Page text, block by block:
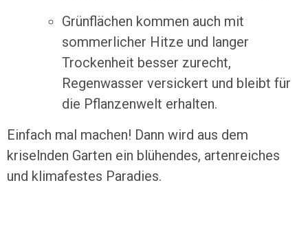
Grünflächen kommen auch mit
sommerlicher Hitze und langer
Trockenheit besser zurecht,
Regenwasser versickert und bleibt für
die Pflanzenwelt erhalten.
Einfach mal machen! Dann wird aus dem
kriselnden Garten ein blühendes, artenreiches
und klimafestes Paradies.